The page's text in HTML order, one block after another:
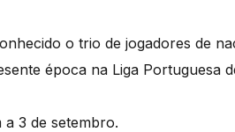
o trio de jogadores de
época na Liga Portuguesa
3 de setembro.